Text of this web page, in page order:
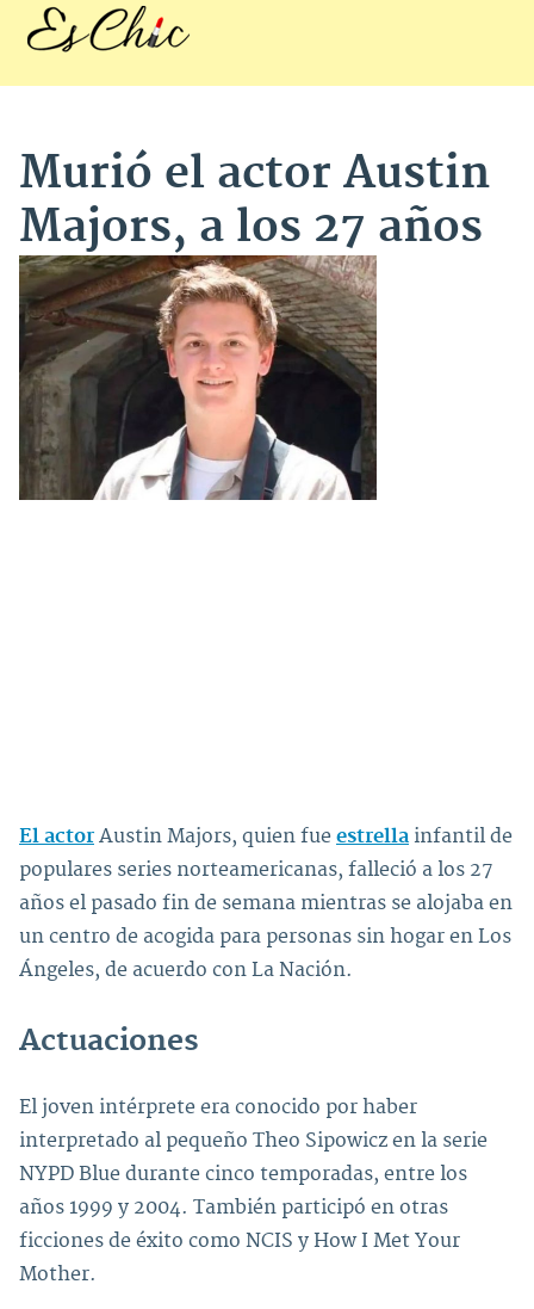
Murió el actor Austin
Majors, a los 27 años
El actor Austin Majors, quien fue estrella infantil de
populares series norteamericanas, falleció a los 27
años el pasado fin de semana mientras se alojaba en
un centro de acogida para personas sin hogar en Los
Ángeles, de acuerdo con La Nación.
Actuaciones
El joven intérprete era conocido por haber
interpretado al pequeño Theo Sipowicz en la serie
NYPD Blue durante cinco temporadas, entre los
años 1999 y 2004. También participó en otras
ficciones de éxito como NCIS y How I Met Your
Mother.